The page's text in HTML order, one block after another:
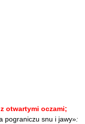
otwartymi oczami;
pograniczu snu i jawy»: